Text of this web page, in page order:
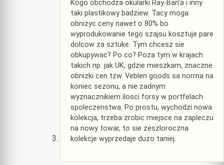
Kogo obchodza okularki Ray-Ban’a i inny
taki plastikowy badziew. Tacy moga
obnizyc ceny nawet o 80% bo
wyprodukowanie tego szajsu kosztuje pare
dolcow za sztuke. Tym chcesz sie
obkupywac? Po co? Poza tym w krajach
takich np. jak UK, gdzie mieszkam, znaczne
obnizki cen tzw. Veblen goods sa norma na
koniec sezonu, a nie zadnym
wyznacznikiem ilosci forsy w portfelach
spoleczenstwa. Po prostu, wychodzi nowa
kolekcja, trzeba zrobic miejsce na zapleczu
na nowy towar, to sie zeszloroczna
kolekcje wyprzedaje duzo taniej.